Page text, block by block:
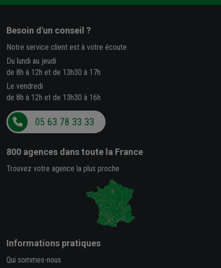
Besoin d'un conseil ?
Notre service client est à votre écoute
Du lundi au jeudi
de 8h à 12h et de 13h30 à 17h
Le vendredi
de 8h à 12h et de 13h30 à 16h
05 63 78 33 33
800 agences dans toute la France
Trouvez votre agence la plus proche
Informations pratiques
Qui sommes-nous